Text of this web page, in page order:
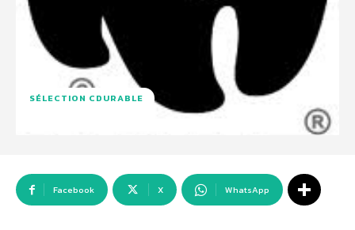
SÉLECTION CDURABLE
Facebook X WhatsApp